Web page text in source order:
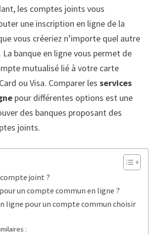
les comptes joints vous
une inscription en ligne de la
vous créeriez n’importe quel autre
banque en ligne vous permet de
mutualisé lié à votre carte
ou Visa. Comparer les services
pour différentes options est une
des banques proposant des
joints.
compte joint ?
un compte commun en ligne ?
ligne pour un compte commun choisir
: